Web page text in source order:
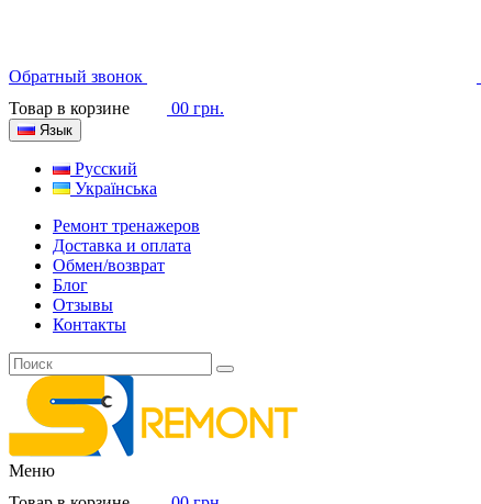
Обратный звонок
Товар в корзине
00 грн.
Язык
Русский
Українська
Ремонт тренажеров
Доставка и оплата
Обмен/возврат
Блог
Отзывы
Контакты
Меню